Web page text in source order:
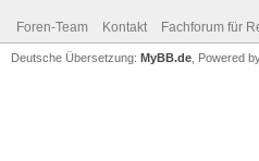
Foren-Team Kontakt Fachforum für
Deutsche Übersetzung: MyBB.de , Powered